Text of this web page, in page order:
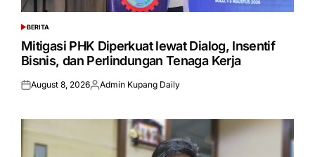
POSTED
IN
BERITA
Mitigasi PHK Diperkuat lewat Dialog, Insentif
Bisnis, dan Perlindungan Tenaga Kerja
Posted
August 8, 2026Posted
Admin Kupang Daily